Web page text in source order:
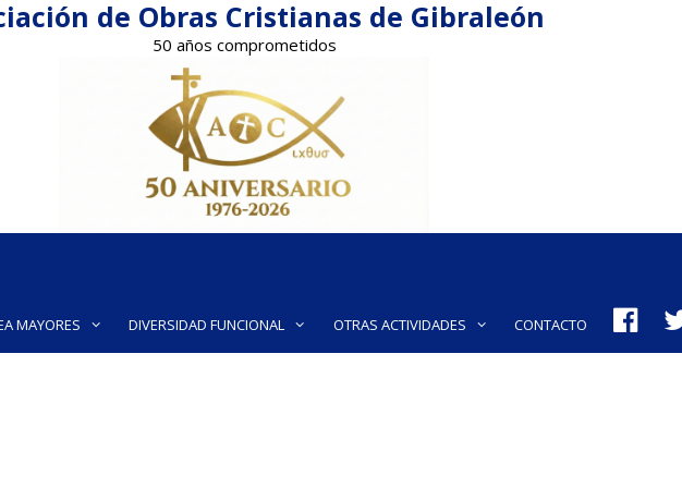
de Obras Cristianas de Gibraleón
50 años comprometidos
MAYORES DIVERSIDAD FUNCIONAL OTRAS ACTIVIDADES CONTACTO